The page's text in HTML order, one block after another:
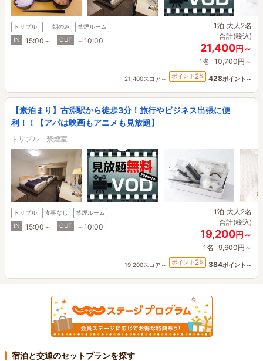
トリプル 朝のみ
禁煙ルーム
IN
15:00～ OUT ～10:00
1泊 大人2名
合計(税込)
21,400円～
1名 10,700円～
21,400スコア～ ポイント 2% 428ポイント～
【素泊まり】古淵駅から徒歩3分！旅行やビジネス出張に便
利！！【アパは映画もアニメも見放題】
トリプル 禁煙室
トリプル 食事なし
禁煙ルーム
IN
15:00～ OUT ～10:00
1泊 大人2名
合計(税込)
19,200円～
1名 9,600円～
19,200スコア～ ポイント 2% 384ポイント～
宿泊と交通のセットプランを探す